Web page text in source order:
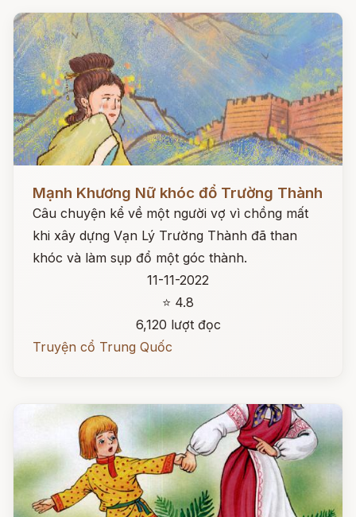
Mạnh Khương Nữ khóc đổ Trường Thành
Câu chuyện kể về một người vợ vì chồng mất
khi xây dựng Vạn Lý Trường Thành đã than
khóc và làm sụp đổ một góc thành.
11-11-2022
⭐ 4.8
6,120 lượt đọc
Truyện cổ Trung Quốc